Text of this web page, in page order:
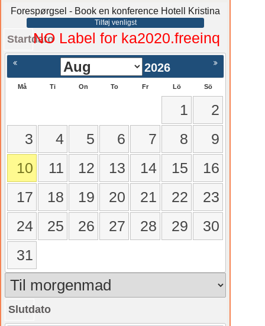
Forespørgsel - Book en konference Hotell Kristina
Tilføj venligst
StartdatoNO Label for ka2020.freeinq
2026
Må Ti On To Fr Lö Sö
1
2
3
4 5 6 7 8
9
10
11 12 13 14 15
16
17
18 19 20 21 22
23
24
25 26 27 28 29
30
31
Slutdato